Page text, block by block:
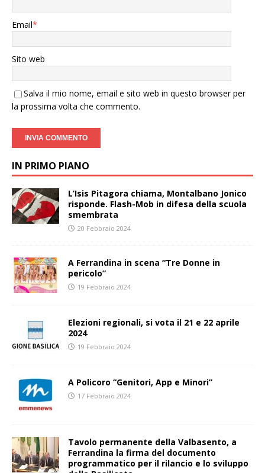
Email*
Sito web
Salva il mio nome, email e sito web in questo browser per
la prossima volta che commento.
IN PRIMO PIANO
L’Isis Pitagora chiama, Montalbano Jonico
risponde. Flash-Mob in difesa della scuola
smembrata
20 Febbraio 2024
A Ferrandina in scena “Tre Donne in
pericolo”
19 Febbraio 2024
Elezioni regionali, si vota il 21 e 22 aprile
2024
19 Febbraio 2024
A Policoro “Genitori, App e Minori”
17 Febbraio 2024
Tavolo permanente della Valbasento, a
Ferrandina la firma del documento
programmatico per il rilancio e lo sviluppo